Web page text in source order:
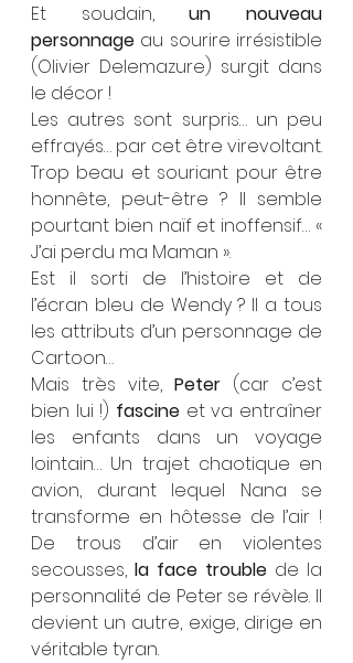
Et soudain, un nouveau
personnage au sourire irrésistible
(Olivier Delemazure) surgit dans
le décor !
Les autres sont surpris… un peu
effrayés… par cet être virevoltant.
Trop beau et souriant pour être
honnête, peut-être ? Il semble
pourtant bien naïf et inoffensif… «
J’ai perdu ma Maman ».
Est il sorti de l’histoire et de
l’écran bleu de Wendy ? Il a tous
les attributs d’un personnage de
Cartoon…
Mais très vite, Peter (car c’est
bien lui !) fascine et va entraîner
les enfants dans un voyage
lointain… Un trajet chaotique en
avion, durant lequel Nana se
transforme en hôtesse de l’air !
De trous d’air en violentes
secousses, la face trouble de la
personnalité de Peter se révèle. Il
devient un autre, exige, dirige en
véritable tyran.